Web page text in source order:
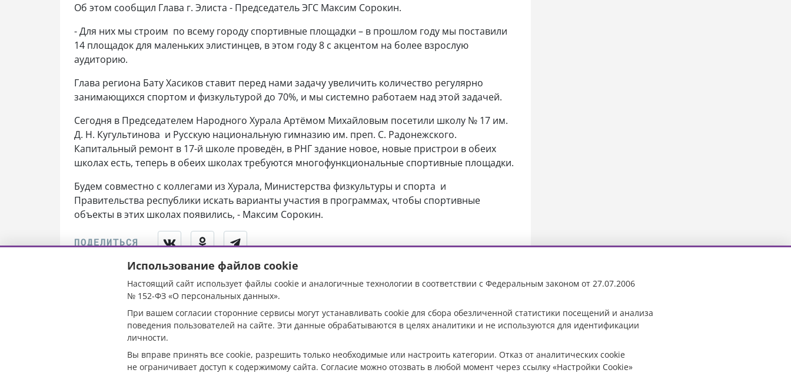
Об этом сообщил Глава г. Элиста - Председатель ЭГС Максим Сорокин.
- Для них мы строим по всему городу спортивные площадки – в прошлом году мы поставили
14 площадок для маленьких элистинцев, в этом году 8 с акцентом на более взрослую
аудиторию.
Глава региона Бату Хасиков ставит перед нами задачу увеличить количество регулярно
занимающихся спортом и физкультурой до 70%, и мы системно работаем над этой задачей.
Сегодня в Председателем Народного Хурала Артёмом Михайловым посетили школу № 17 им.
Д. Н. Кугультинова и Русскую национальную гимназию им. преп. С. Радонежского.
Капитальный ремонт в 17-й школе проведён, в РНГ здание новое, новые пристрои в обеих
школах есть, теперь в обеих школах требуются многофункциональные спортивные площадки.
Будем совместно с коллегами из Хурала, Министерства физкультуры и спорта и
Правительства республики искать варианты участия в программах, чтобы спортивные
объекты в этих школах появились, - Максим Сорокин.
Хасиков: В России стартовал
седьмой сезон масштабной акции
«Сохраним лес»
Использование файлов cookie
Настоящий сайт использует файлы cookie и аналогичные технологии в соответствии с Федеральным законом от 27.07.2006
№ 152-ФЗ «О персональных данных».
При вашем согласии сторонние сервисы могут устанавливать cookie для сбора обезличенной статистики посещений и анализа
поведения пользователей на сайте. Эти данные обрабатываются в целях аналитики и не используются для идентификации
личности.
Вы вправе принять все cookie, разрешить только необходимые или настроить категории. Отказ от аналитических cookie
не ограничивает доступ к содержимому сайта. Согласие можно отозвать в любой момент через ссылку «Настройки Cookie»